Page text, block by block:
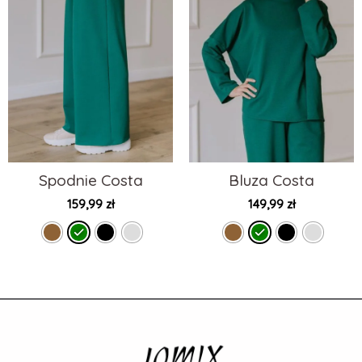
Spodnie Costa
159,99 zł
Bluza Costa
149,99 zł